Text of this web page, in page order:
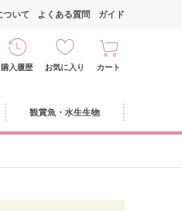
ついて よくある質問 ガイド
購入履歴 お気に入り カート
観賞魚・水生生物